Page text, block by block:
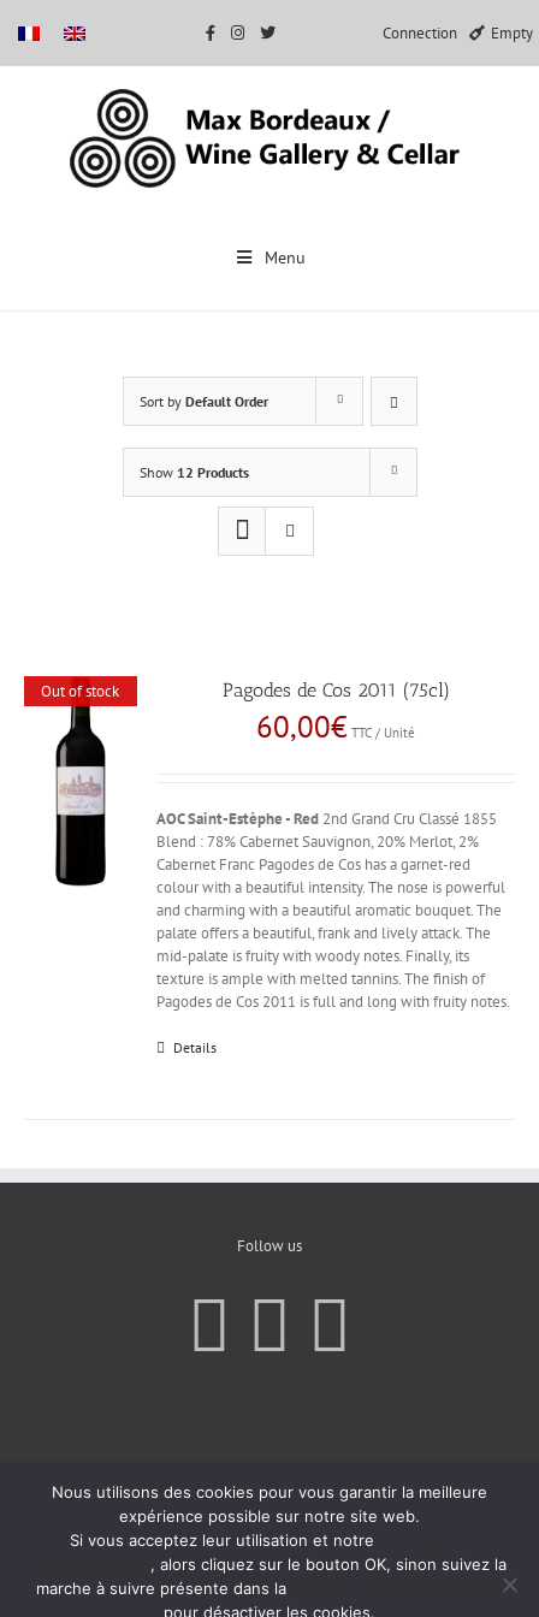
Connection Empty
Menu
Sort by Default Order
Show 12 Products
Out of stock Pagodes de Cos 2011 (75cl)
60,00€ TTC / Unité
AOC Saint-Estèphe - Red 2nd Grand Cru Classé 1855
Blend : 78% Cabernet Sauvignon, 20% Merlot, 2%
Cabernet Franc Pagodes de Cos has a garnet-red
colour with a beautiful intensity. The nose is powerful
and charming with a beautiful aromatic bouquet. The
palate offers a beautiful, frank and lively attack. The
mid-palate is fruity with woody notes. Finally, its
texture is ample with melted tannins. The finish of
Pagodes de Cos 2011 is full and long with fruity notes.
Details
Follow us
Nous utilisons des cookies pour vous garantir la meilleure
expérience possible sur notre site web.
Si vous acceptez leur utilisation et notre
, alors cliquez sur le bouton OK, sinon suivez la
marche à suivre présente dans la
pour désactiver les cookies.